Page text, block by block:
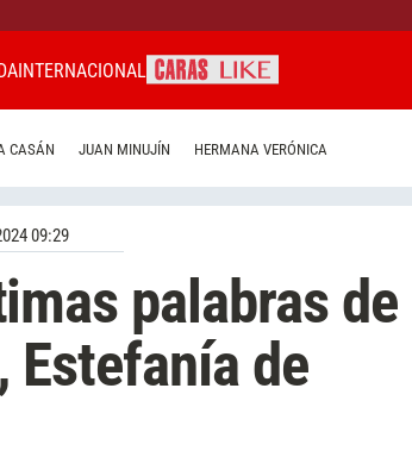
INTERNACIONAL
CASÁN JUAN MINUJÍN HERMANA VERÓNICA
09:29
palabras de
Estefanía de